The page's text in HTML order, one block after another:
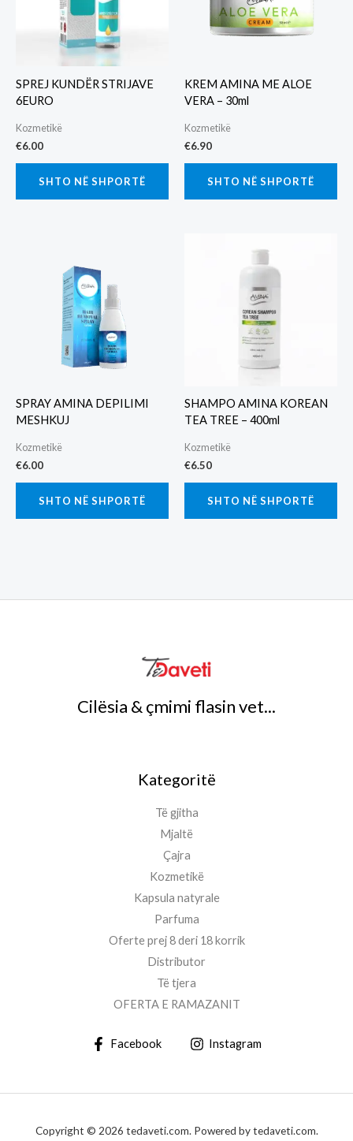
SPREJ KUNDËR STRIJAVE
6EURO
Kozmetikë
€6.00
SHTO NË SHPORTË
KREM AMINA ME ALOE
VERA – 30ml
Kozmetikë
€6.90
SHTO NË SHPORTË
SPRAY AMINA DEPILIMI
MESHKUJ
Kozmetikë
€6.00
SHTO NË SHPORTË
SHAMPO AMINA KOREAN
TEA TREE – 400ml
Kozmetikë
€6.50
SHTO NË SHPORTË
Cilësia & çmimi flasin vet...
Kategoritë
Të gjitha
Mjaltë
Çajra
Kozmetikë
Kapsula natyrale
Parfuma
Oferte prej 8 deri 18 korrik
Distributor
Të tjera
OFERTA E RAMAZANIT
Facebook Instagram
Copyright © 2026 tedaveti.com. Powered by tedaveti.com.